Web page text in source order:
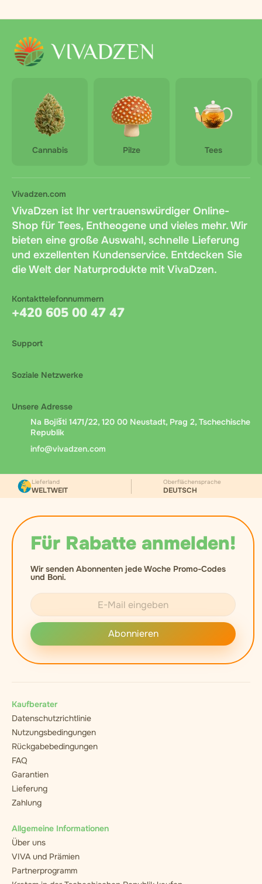
Cannabis Pilze Tees
Vivadzen.com
VivaDzen ist Ihr vertrauenswürdiger Online-
Shop für Tees, Entheogene und vieles mehr. Wir
bieten eine große Auswahl, schnelle Lieferung
und exzellenten Kundenservice. Entdecken Sie
die Welt der Naturprodukte mit VivaDzen.
Kontakttelefonnummern
+420 605 00 47 47
Support
Soziale Netzwerke
Unsere Adresse
Na Bojišti 1471/22, 120 00 Neustadt, Prag 2, Tschechische
Republik
info@vivadzen.com
Für Rabatte anmelden!
Wir senden Abonnenten jede Woche Promo-Codes
und Boni.
Abonnieren
Lieferland
WELTWEIT
Oberflächensprache
DEUTSCH
Kaufberater
Datenschutzrichtlinie
Nutzungsbedingungen
Rückgabebedingungen
FAQ
Garantien
Lieferung
Zahlung
Allgemeine Informationen
Über uns
VIVA und Prämien
Partnerprogramm